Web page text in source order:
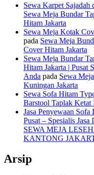
Sewa Karpet Sajadah
Sewa Meja Bundar
Hitam Jakarta
Sewa Meja Kotak
pada Sewa Meja
Cover Hitam Jakarta
Sewa Meja Bundar
Hitam Jakarta | Pusat
Anda pada Sewa
Kuningan Jakarta
Sewa Sofa Hitam
Barstool Taplak
Jasa Penyewaan
Pusat – Spesialis
SEWA MEJA
KANTONG
Arsip